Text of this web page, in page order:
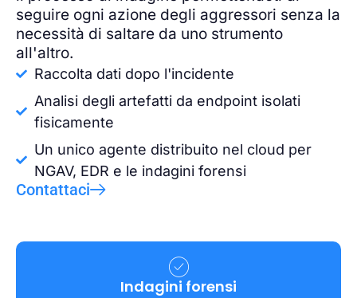
seguire ogni azione degli aggressori senza la
necessità di saltare da uno strumento
all'altro.
Raccolta dati dopo l'incidente
Analisi degli artefatti da endpoint isolati
fisicamente
Un unico agente distribuito nel cloud per
NGAV, EDR e le indagini forensi
Contattaci
Indagini forensi